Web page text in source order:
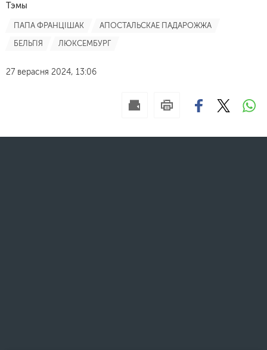
Тэмы
ПАПА ФРАНЦІШАК АПОСТАЛЬСКАЕ ПАДАРОЖЖА
БЕЛЬГІЯ ЛЮКСЕМБУРГ
27 верасня 2024, 13:06